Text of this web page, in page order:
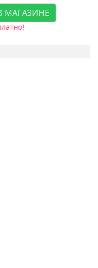
МАГАЗИНЕ